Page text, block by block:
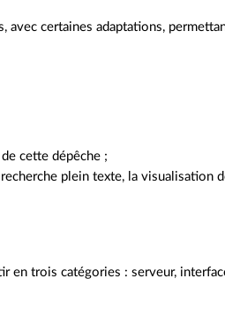
avec certaines adaptations,
cette dépêche ;
plein texte, la visualisation
en trois catégories : serveur,